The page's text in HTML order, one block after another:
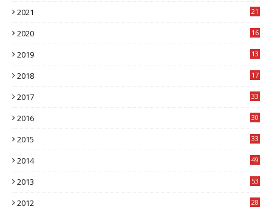
2021 21
2020
16
2019
13
2018
17
2017
33
2016
30
2015
33
2014
49
2013
53
2012
28